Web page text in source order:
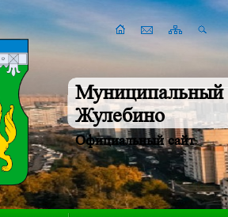
Муниципальный
Жулебино
Официальный сайт